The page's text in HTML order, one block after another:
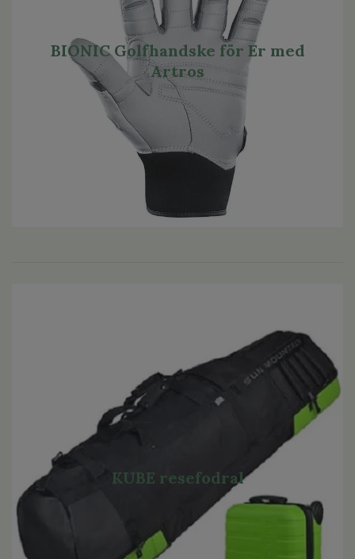
BIONIC Golfhandske för Er med
Artros
KUBE resefodral